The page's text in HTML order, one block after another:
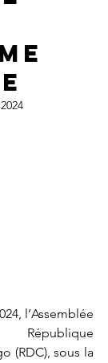
(RDC), sous la